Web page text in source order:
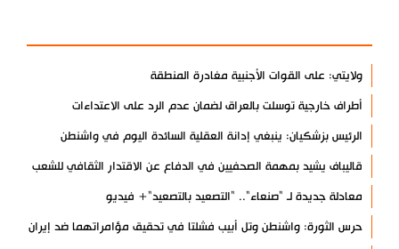
ولايتي: على القوات الأجنبية مغادرة المنطقة
أطراف خارجية توسلت بالعراق لضمان عدم الرد على الاعتداءات
الرئيس بزشكيان: ينبغي إدانة العقلية السائدة اليوم في واشنطن
قاليباف يشيد بمهمة الصحفيين في الدفاع عن الاقتدار الثقافي للشعب
معادلة جديدة لـ "صنعاء".. "التصعيد بالتصعيد"+ فيديو
حرس الثورة: واشنطن وتل أبيب فشلتا في تحقيق مؤامراتهما ضد إيران